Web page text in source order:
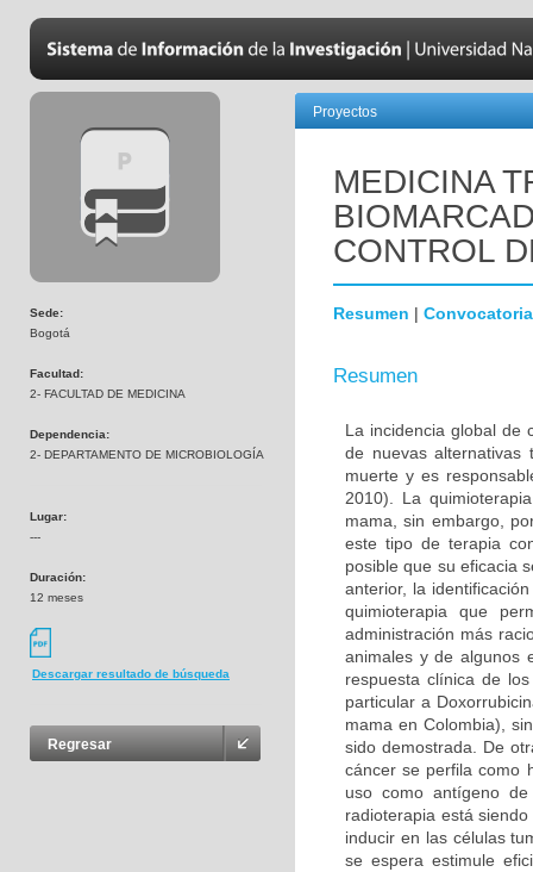
Sede:
Bogotá
Facultad:
2- FACULTAD DE MEDICINA
Dependencia:
2- DEPARTAMENTO DE MICROBIOLOGÍA
Lugar:
---
Duración:
12 meses
Descargar resultado de búsqueda
Regresar
Proyectos
MEDICINA
CONTROL
Resumen | Convocatoria
Resumen
La incidencia global de
de nuevas alternativas
muerte y es
2010). La
mama, sin embargo,
este tipo de terapia
posible que su eficacia
anterior, la
quimioterapia que
administración más
animales y de algunos
respuesta clínica de
particular a
mama en Colombia),
sido demostrada. De
cáncer se perfila como
uso como antígeno
radioterapia está
inducir en las células
se espera estimule